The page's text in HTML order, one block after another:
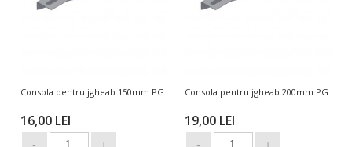
Consola pentru jgheab 150mm PG
16,00 LEI
Consola pentru jgheab 200mm PG
19,00 LEI